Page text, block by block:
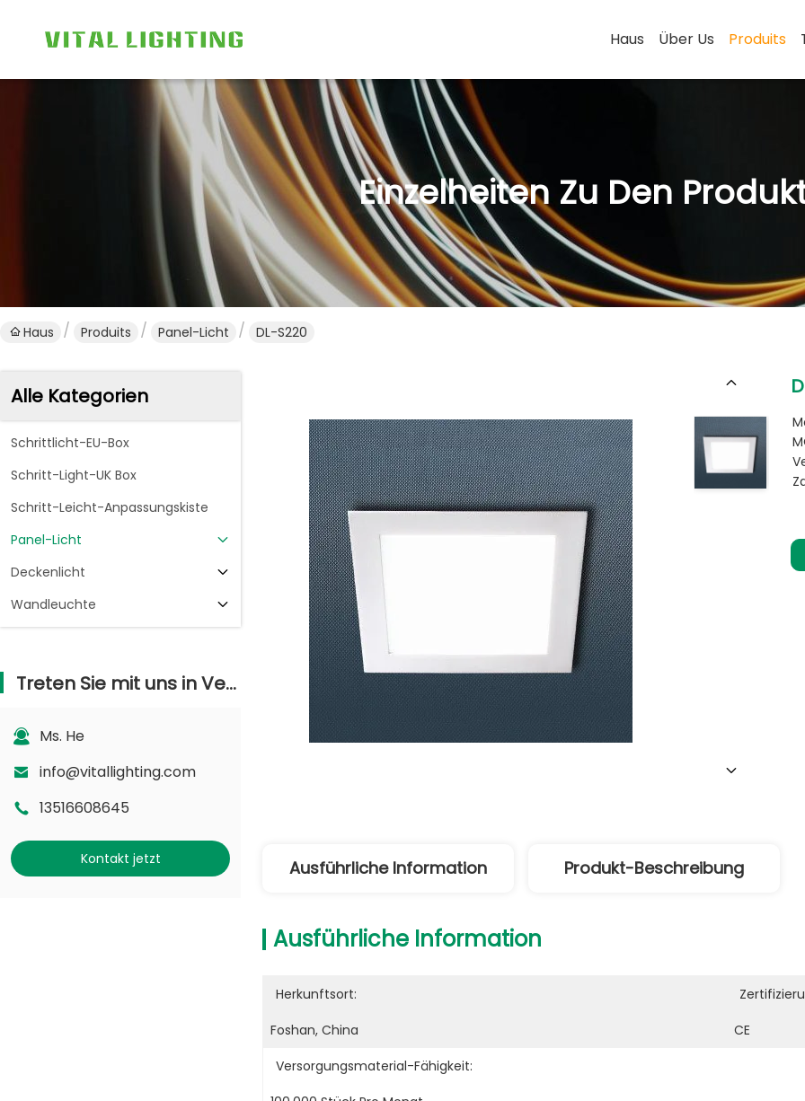
Haus Über Us Produits
Einzelheiten Zu Den
Haus Produits Panel-Licht DL-S220
Alle Kategorien
Schrittlicht-EU-Box
Schritt-Light-UK Box
Schritt-Leicht-Anpassungskiste
Panel-Licht
Deckenlicht
Wandleuchte
Treten Sie mit uns in Verbindung
Ms. He
info@vitallighting.com
13516608645
Kontakt jetzt Ausführliche Information Produkt-Beschreibung
Ausführliche Information
Herkunftsort:
Foshan, China
CE
Versorgungsmaterial-Fähigkeit: